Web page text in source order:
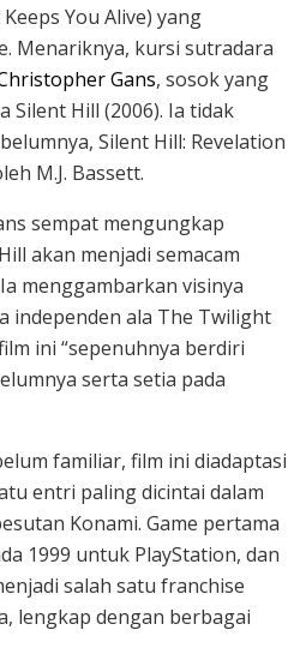
You Alive) yang
Menariknya, kursi sutradara
Gans, sosok yang
Silent Hill (2006). Ia tidak
Silent Hill: Revelation
M.J. Bassett.
sempat mengungkap
akan menjadi semacam
menggambarkan visinya
independen ala The Twilight
ini “sepenuhnya berdiri
serta setia pada
familiar, film ini diadaptasi
entri paling dicintai dalam
Konami. Game pertama
1999 untuk PlayStation, dan
salah satu franchise
lengkap dengan berbagai